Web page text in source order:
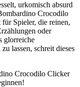
urkomisch absurd
Crocodilo
Spieler, die reinen,
oder
glorreiche
lassen, schreit dieses
Crocodilo Clicker